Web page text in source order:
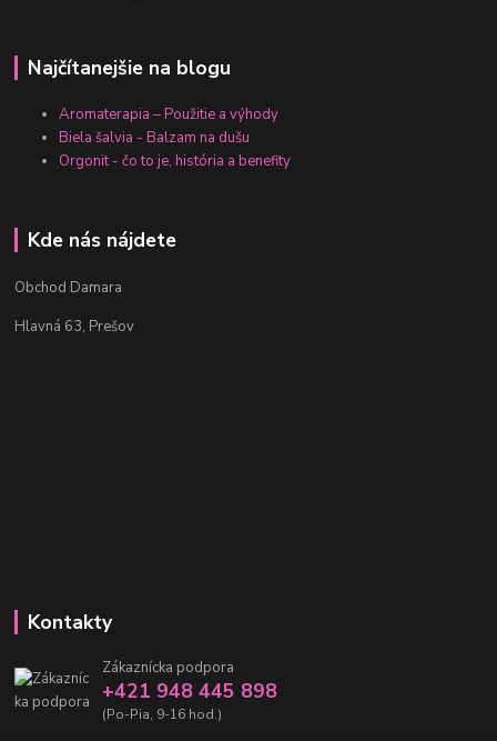
Najčítanejšie na blogu
Aromaterapia – Použitie a výhody
Biela šalvia - Balzam na dušu
Orgonit - čo to je, história a benefity
Kde nás nájdete
Obchod Damara
Hlavná 63, Prešov
Kontakty
Zákaznícka podpora
+421 948 445 898
(Po-Pia, 9-16 hod.)